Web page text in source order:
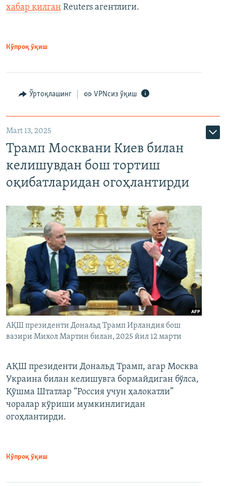
хабар қилган Reuters агентлиги.
Кўпроқ ўқиш
Ўртоқлашинг VPNсиз ўқиш
Mart 13, 2025
Трамп Москвани Киев билан
келишувдан бош тортиш
оқибатларидан огоҳлантирди
АҚШ президенти Дональд Трамп Ирландия бош
вазири Михол Мартин билан, 2025 йил 12 марти
АҚШ президенти Дональд Трамп, агар Москва
Украина билан келишувга бормайдиган бўлса,
Қўшма Штатлар “Россия учун ҳалокатли”
чоралар кўриши мумкинлигидан
огоҳлантирди.
Кўпроқ ўқиш